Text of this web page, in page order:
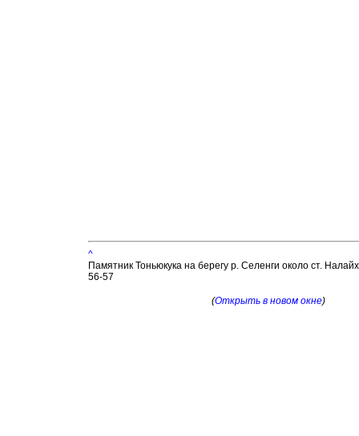
^
Памятник Тоньюкука на берегу р. Селенги около ст.
56-57
(Открыть в новом окне)